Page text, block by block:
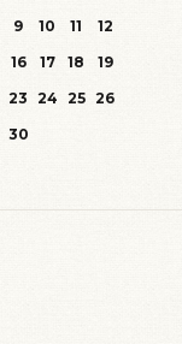
9 10 11
12
16 17 18
19
23 24 25 26
30